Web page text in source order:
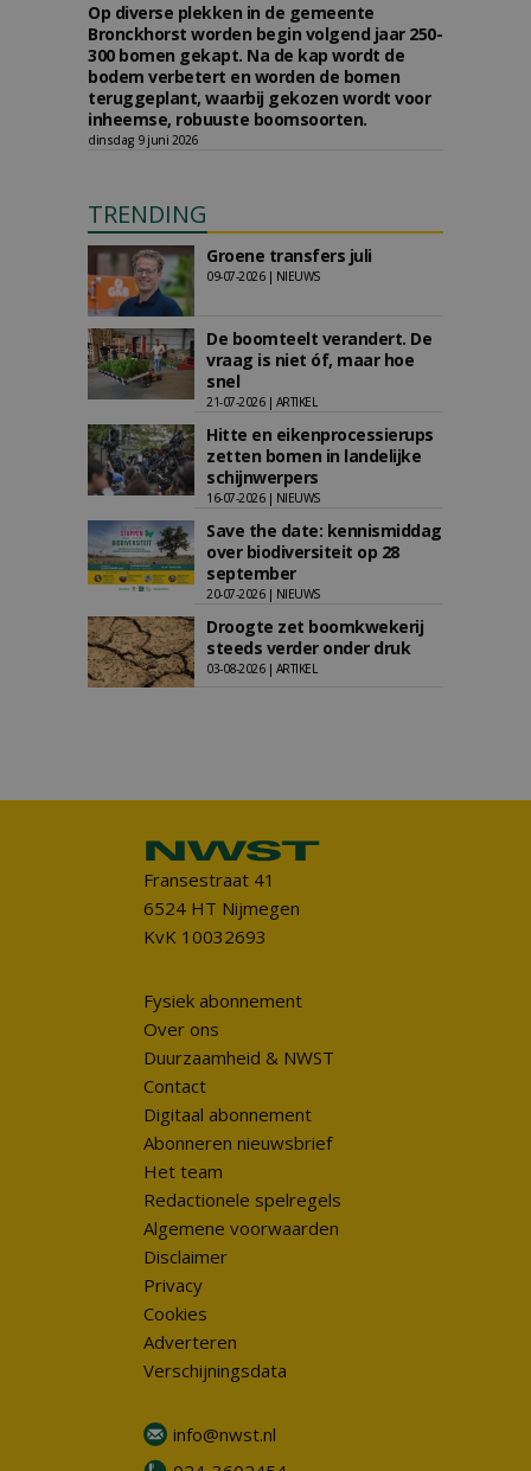
Op diverse plekken in de gemeente
Bronckhorst worden begin volgend jaar 250-
300 bomen gekapt. Na de kap wordt de
bodem verbetert en worden de bomen
teruggeplant, waarbij gekozen wordt voor
inheemse, robuuste boomsoorten.
dinsdag 9 juni 2026
TRENDING
Groene transfers juli
09-07-2026 | NIEUWS
De boomteelt verandert. De
vraag is niet óf, maar hoe
snel
21-07-2026 | ARTIKEL
Hitte en eikenprocessierups
zetten bomen in landelijke
schijnwerpers
16-07-2026 | NIEUWS
Save the date: kennismiddag
over biodiversiteit op 28
september
20-07-2026 | NIEUWS
Droogte zet boomkwekerij
steeds verder onder druk
03-08-2026 | ARTIKEL
Fransestraat 41
6524 HT Nijmegen
KvK 10032693
Fysiek abonnement
Over ons
Duurzaamheid & NWST
Contact
Digitaal abonnement
Abonneren nieuwsbrief
Het team
Redactionele spelregels
Algemene voorwaarden
Disclaimer
Privacy
Cookies
Adverteren
Verschijningsdata
info@nwst.nl